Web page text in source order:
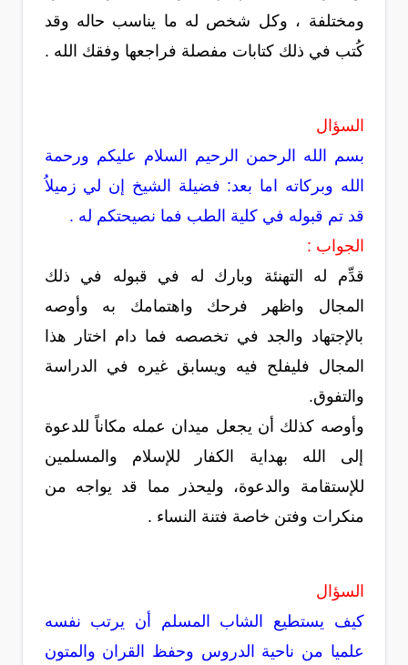
ومختلفة ، وكل شخص له ما يناسب حاله وقد
كُتب في ذلك كتابات مفصلة فراجعها وفقك الله .
السؤال
بسم الله الرحمن الرحيم السلام عليكم ورحمة
الله وبركاته اما بعد: فضيلة الشيخ إن لي زميلاُ
قد تم قبوله في كلية الطب فما نصيحتكم له .
الجواب :
قدِّم له التهنئة وبارك له في قبوله في ذلك
المجال واظهر فرحك واهتمامك به وأوصه
بالإجتهاد والجد في تخصصه فما دام اختار هذا
المجال فليفلح فيه ويسابق غيره في الدراسة
والتفوق.
وأوصه كذلك أن يجعل ميدان عمله مكاناً للدعوة
إلى الله بهداية الكفار للإسلام والمسلمين
للإستقامة والدعوة، وليحذر مما قد يواجه من
منكرات وفتن خاصة فتنة النساء .
السؤال
كيف يستطيع الشاب المسلم أن يرتب نفسه
علميا من ناحية الدروس وحفظ القران والمتون